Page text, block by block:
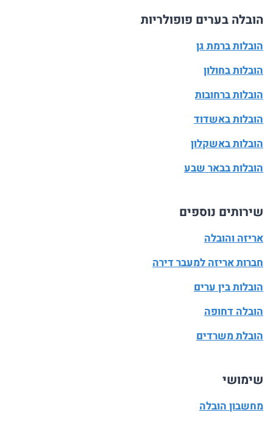
הובלה בערים פופולריות
הובלות ברמת גן
הובלות בחולון
הובלות ברחובות
הובלות באשדוד
הובלות באשקלון
הובלות בבאר שבע
שירותים נוספים
אריזה והובלה
חברות אריזה למעבר דירה
הובלות בין ערים
הובלה דחופה
הובלת משרדים
שימושי
מחשבון הובלה